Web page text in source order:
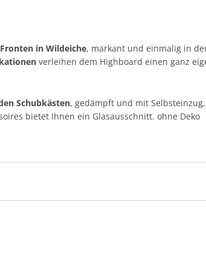
in Wildeiche, markant und einmalig in
verleihen dem Highboard einen ganz
Schubkästen, gedämpft und mit
bietet Ihnen ein Glasausschnitt. ohne Deko